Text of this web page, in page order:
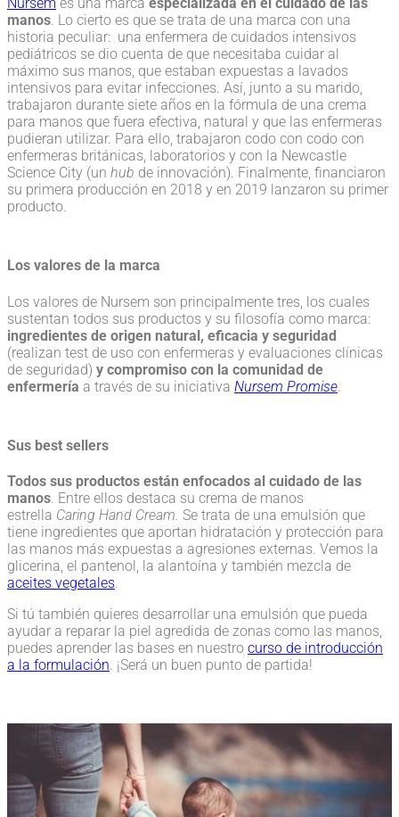
manos. Lo cierto es que se trata de una marca con una
historia peculiar: una enfermera de cuidados intensivos
pediátricos se dio cuenta de que necesitaba cuidar al
máximo sus manos, que estaban expuestas a lavados
intensivos para evitar infecciones. Así, junto a su marido,
trabajaron durante siete años en la fórmula de una crema
para manos que fuera efectiva, natural y que las enfermeras
pudieran utilizar. Para ello, trabajaron codo con codo con
enfermeras británicas, laboratorios y con la Newcastle
Science City (un hub de innovación). Finalmente, financiaron
su primera producción en 2018 y en 2019 lanzaron su primer
producto.
Los valores de la marca
Los valores de Nursem son principalmente tres, los cuales
sustentan todos sus productos y su filosofía como marca:
ingredientes de origen natural, eficacia y seguridad
(realizan test de uso con enfermeras y evaluaciones clínicas
de seguridad) y compromiso con la comunidad de
enfermería a través de su iniciativa Nursem Promise
Sus best sellers
Todos sus productos están enfocados al cuidado de las
manos. Entre ellos destaca su crema de manos
estrella Caring Hand Cream. Se trata de una emulsión que
tiene ingredientes que aportan hidratación y protección para
las manos más expuestas a agresiones externas. Vemos la
glicerina, el pantenol, la alantoína y también mezcla de
aceites vegetales.
Si tú también quieres desarrollar una emulsión que pueda
ayudar a reparar la piel agredida de zonas como las manos,
puedes aprender las bases en nuestro curso de introducción
a la formulación. ¡Será un buen punto de partida!